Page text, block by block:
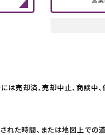
売却済、売却中止、商談中
た時間、または地図上での